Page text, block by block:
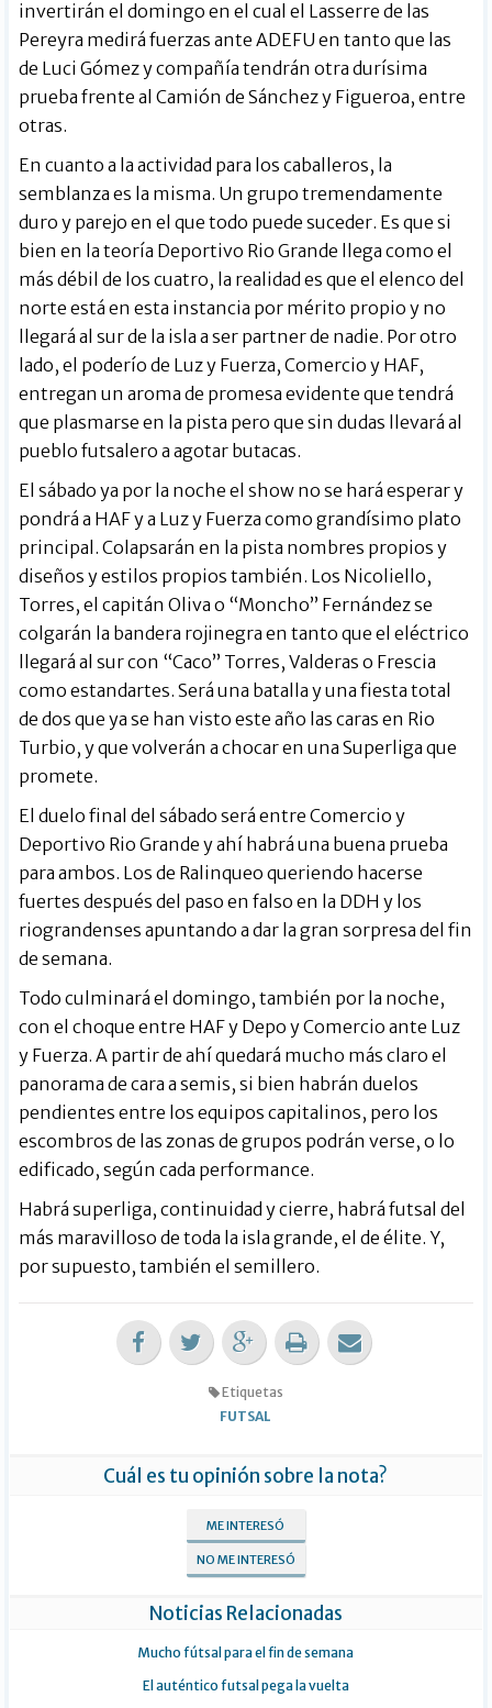
invertirán el domingo en el cual el Lasserre de las
Pereyra medirá fuerzas ante ADEFU en tanto que las
de Luci Gómez y compañía tendrán otra durísima
prueba frente al Camión de Sánchez y Figueroa, entre
otras.
En cuanto a la actividad para los caballeros, la
semblanza es la misma. Un grupo tremendamente
duro y parejo en el que todo puede suceder. Es que si
bien en la teoría Deportivo Rio Grande llega como el
más débil de los cuatro, la realidad es que el elenco del
norte está en esta instancia por mérito propio y no
llegará al sur de la isla a ser partner de nadie. Por otro
lado, el poderío de Luz y Fuerza, Comercio y HAF,
entregan un aroma de promesa evidente que tendrá
que plasmarse en la pista pero que sin dudas llevará al
pueblo futsalero a agotar butacas.
El sábado ya por la noche el show no se hará esperar y
pondrá a HAF y a Luz y Fuerza como grandísimo plato
principal. Colapsarán en la pista nombres propios y
diseños y estilos propios también. Los Nicoliello,
Torres, el capitán Oliva o “Moncho” Fernández se
colgarán la bandera rojinegra en tanto que el eléctrico
llegará al sur con “Caco” Torres, Valderas o Frescia
como estandartes. Será una batalla y una fiesta total
de dos que ya se han visto este año las caras en Rio
Turbio, y que volverán a chocar en una Superliga que
promete.
El duelo final del sábado será entre Comercio y
Deportivo Rio Grande y ahí habrá una buena prueba
para ambos. Los de Ralinqueo queriendo hacerse
fuertes después del paso en falso en la DDH y los
riograndenses apuntando a dar la gran sorpresa del fin
de semana.
Todo culminará el domingo, también por la noche,
con el choque entre HAF y Depo y Comercio ante Luz
y Fuerza. A partir de ahí quedará mucho más claro el
panorama de cara a semis, si bien habrán duelos
pendientes entre los equipos capitalinos, pero los
escombros de las zonas de grupos podrán verse, o lo
edificado, según cada performance.
Habrá superliga, continuidad y cierre, habrá futsal del
más maravilloso de toda la isla grande, el de élite. Y,
por supuesto, también el semillero.
Etiquetas
FUTSAL
Cuál es tu opinión sobre la nota?
ME INTERESÓ
NO ME INTERESÓ
Noticias Relacionadas
Mucho fútsal para el fin de semana
El auténtico futsal pega la vuelta